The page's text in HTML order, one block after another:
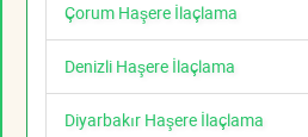
Çorum Haşere İlaçlama
Denizli Haşere İlaçlama
Diyarbakır Haşere İlaçlama